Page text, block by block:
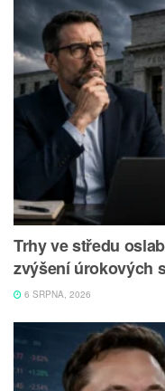
Trhy ve středu
zvýšení úrokových
6 SRPNA, 2026